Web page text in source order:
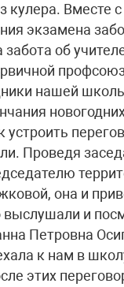
кулера. Вместе
экзамена
забота об
нашей
устроить
Проведя
она и
выслушали и
Петровна
к нам в
этих